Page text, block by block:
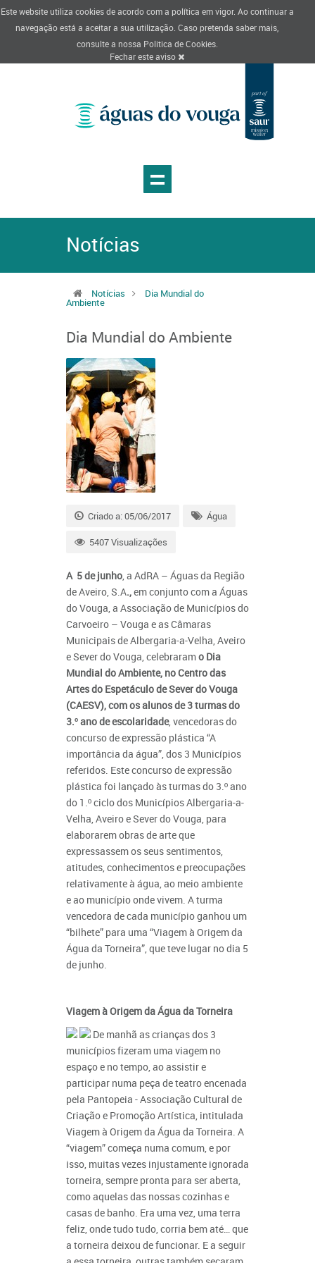
Este website utiliza cookies de acordo com a política em vigor. Ao continuar a
navegação está a aceitar a sua utilização. Caso pretenda saber mais,
consulte a nossa Politica de Cookies.
Fechar este aviso
Notícias
Notícias Dia Mundial do
Ambiente
Dia Mundial do Ambiente
Criado a: 05/06/2017 Água
5407 Visualizações
A 5 de junho, a AdRA – Águas da Região
de Aveiro, S.A.,em conjunto com a Águas
do Vouga, a Associação de Municípios do
Carvoeiro – Vouga e as Câmaras
Municipais de Albergaria-a-Velha, Aveiro
e Sever do Vouga, celebraramo Dia
Mundial do Ambiente, no Centro das
Artes do Espetáculo de Sever do Vouga
(CAESV), com os alunos de 3 turmas do
3.º ano de escolaridade, vencedoras do
concurso de expressão plástica “A
importância da água”, dos 3 Municípios
referidos. Este concurso de expressão
plástica foi lançado às turmas do 3.º ano
do 1.º ciclo dos Municípios Albergaria-a-
Velha, Aveiro e Sever do Vouga, para
elaborarem obras de arte que
expressassem os seus sentimentos,
atitudes, conhecimentos e preocupações
relativamente à água, ao meio ambiente
e ao município onde vivem. A turma
vencedora de cada município ganhou um
“bilhete” para uma “Viagem à Origem da
Água da Torneira”, que teve lugar no dia 5
de junho.
Viagem à Origem da Água da Torneira
De manhã as crianças dos 3
municípios fizeram uma viagem no
espaço e no tempo, ao assistir e
participar numa peça de teatro encenada
pela Pantopeia - Associação Cultural de
Criação e Promoção Artística, intitulada
Viagem à Origem da Água da Torneira. A
“viagem” começa numa comum, e por
isso, muitas vezes injustamente ignorada
torneira, sempre pronta para ser aberta,
como aquelas das nossas cozinhas e
casas de banho. Era uma vez, uma terra
feliz, onde tudo tudo, corria bem até… que
a torneira deixou de funcionar. E a seguir